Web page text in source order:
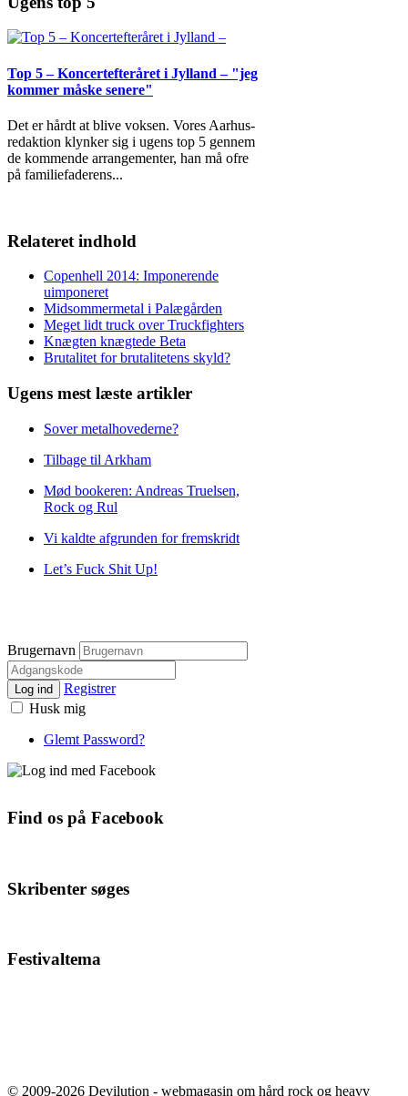
Top 5 – Koncertefteråret i Jylland – "jeg
kommer måske senere"
Det er hårdt at blive voksen. Vores Aarhus-
redaktion klynker sig i ugens top 5 gennem
de kommende arrangementer, han må ofre
på familiefaderens...
Relateret indhold
Copenhell 2014: Imponerende
uimponeret
Midsommermetal i Palægården
Meget lidt truck over Truckfighters
Knægten knægtede Beta
Brutalitet for brutalitetens skyld?
Ugens mest læste artikler
Sover metalhovederne?
Tilbage til Arkham
Mød bookeren: Andreas Truelsen,
Rock og Rul
Vi kaldte afgrunden for fremskridt
Let’s Fuck Shit Up!
Brugernavn
Log ind
Registrer
Husk mig
Glemt Password?
Find os på Facebook
Skribenter søges
Festivaltema
© 2009-2026 Devilution - webmagasin om hård rock og heavy